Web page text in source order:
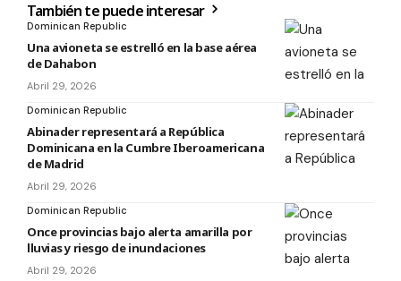
También te puede interesar
Dominican Republic
Una avioneta se estrelló en la base aérea
de Dahabon
Abril 29, 2026
Dominican Republic
Abinader representará a República
Dominicana en la Cumbre Iberoamericana
de Madrid
Abril 29, 2026
Dominican Republic
Once provincias bajo alerta amarilla por
lluvias y riesgo de inundaciones
Abril 29, 2026